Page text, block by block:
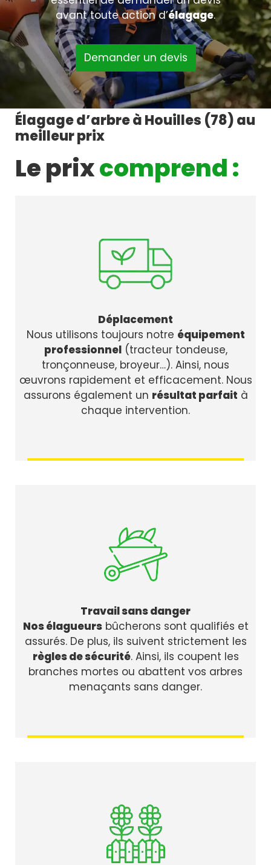
avant toute action d’élagage.
Demander un devis
Élagage d’arbre à Houilles (78) au
meilleur prix
Le prixcomprend :
Déplacement
Nous utilisons toujours notre équipement
professionnel(tracteur tondeuse,
tronçonneuse, broyeur…). Ainsi, nous
œuvrons rapidement et efficacement. Nous
assurons également un résultat parfait à
chaque intervention.
Travail sans danger
Nos élagueursbûcherons sont qualifiés et
assurés. De plus, ils suivent strictement les
règles de sécurité. Ainsi, ils coupent les
branches mortes ou abattent vos arbres
menaçants sans danger.